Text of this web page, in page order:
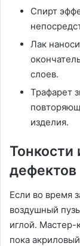
Спирт
Лак
слоев.
Трафарет
изделия.
Тонкости
дефектов
Если во время
воздушный
иглой. Мастер-
пока